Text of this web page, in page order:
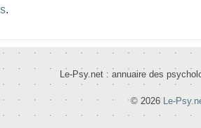
.
Le-Psy.net : annuaire des
© 2026 Le-